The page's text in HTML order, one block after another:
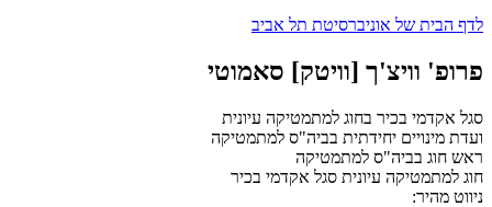
לדף הבית של אוניברסיטת תל אביב
פרופ' וויצ'ך [וויטק] סאמוטי
סגל אקדמי בכיר בחוג למתמטיקה עיונית
ועדת מינויים יחידתית בביה"ס למתמטיקה
ראש חוג בביה"ס למתמטיקה
חוג למתמטיקה עיונית סגל אקדמי בכיר
ניווט מהיר: